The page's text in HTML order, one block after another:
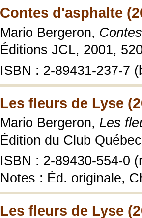
Contes d'asphalte
Mario Bergeron,
Éditions JCL, 2001,
ISBN : 2-89431-237-7
Les fleurs de Lyse
Mario Bergeron, Les
Édition du Club
ISBN : 2-89430-554-0
Notes : Éd. originale,
Les fleurs de Lyse